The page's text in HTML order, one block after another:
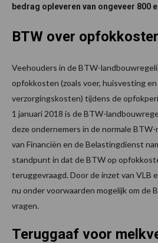
bedrag opleveren van ongeveer 800
BTW over
Veehouders in de BTW-
opfokkosten (zoals voer, huisvesting
verzorgingskosten) tijdens de
1 januari 2018 is de BTW-
deze ondernemers in de normale
van Financiën en de Belastingdienst
standpunt in dat de BTW op
teruggevraagd. Door de inzet van VLB
nu onder voorwaarden mogelijk om de
vragen.
Teruggaaf voor